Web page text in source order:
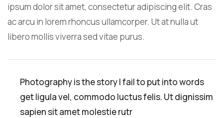
ipsum dolor sit amet, consectetur adipiscing elit. Cras
ac arcu in lorem rhoncus ullamcorper. Ut at nulla ut
libero mollis viverra sed vitae purus.
Photography is the story I fail to put into words
get ligula vel, commodo luctus felis. Ut dignissim
sapien sit amet molestie rutr